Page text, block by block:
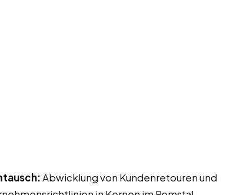
Abwicklung von Kundenretouren und